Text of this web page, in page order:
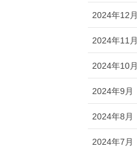
2024年12月
2024年11月
2024年10月
2024年9月
2024年8月
2024年7月